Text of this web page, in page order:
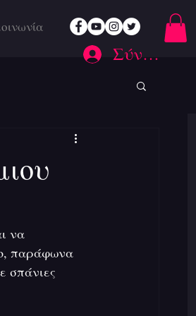
Σύνδεση
να
παράφωνα
σπάνιες